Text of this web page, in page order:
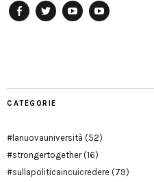
CATEGORIE
#lanuovauniversità (52)
#strongertogether(16)
#sullapoliticaincuicredere (79)